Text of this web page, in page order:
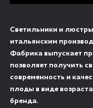
Светильники и
итальянским
Фабрика выпускает
позволяет получить
современность и
плоды в виде
бренда.